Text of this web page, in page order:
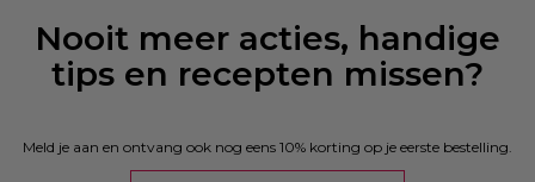
Nooit meer acties, handige
tips en recepten missen?
Meld je aan en ontvang ook nog eens 10% korting op je eerste bestelling.